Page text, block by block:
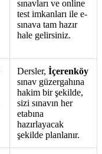
sınavları ve online
test imkanları ile e-
sınava tam hazır
hale gelirsiniz.
Dersler, İçerenköy
sınav güzergahına
hakim bir şekilde,
sizi sınavın her
etabına
hazırlayacak
şekilde planlanır.